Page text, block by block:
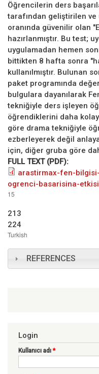
Öğrencilerin ders
tarafından geliştirilen
oranında güvenilir olan
hazırlanmıştır. Bu test;
uygulamadan hemen
bittikten 8 hafta sonra
kullanılmıştır. Bulunan
paket programında
bulgulara dayanılarak
tekniğiyle ders işleyen
öğrendiklerini daha
göre drama tekniğiyle
ezberleyerek değil
için, diğer gruba göre
FULL TEXT (PDF):
arastirmax-fen-
ogrenci-basarisina-
15
213
224
Turkish
REFERENCES
Login
Kullanıcı adı*